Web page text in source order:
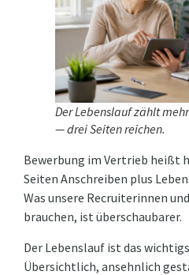
Der Lebenslauf zählt
— drei Seiten reichen.
Bewerbung im Vertrieb heißt
Seiten Anschreiben plus
Was unsere Recruiterinnen
brauchen, ist überschaubarer.
Der Lebenslauf ist das
Übersichtlich, ansehnlich